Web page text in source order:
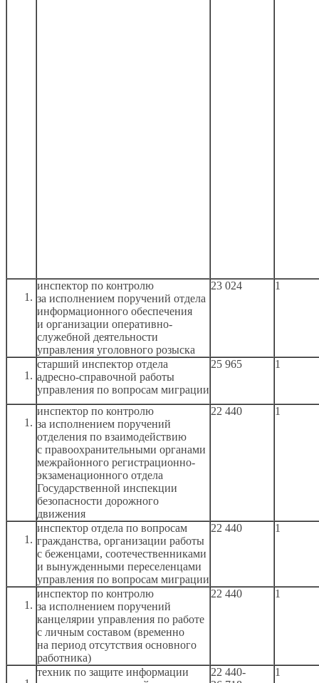
инспектор по контролю
за исполнением поручений отдела
информационного обеспечения
и организации оперативно-
служебной деятельности
управления уголовного розыска
23 024 1
старший инспектор отдела
адресно-справочной работы
управления по вопросам миграции
25 965 1
инспектор по контролю
за исполнением поручений
отделения по взаимодействию
с правоохранительными органами
межрайонного регистрационно-
экзаменационного отдела
Государственной инспекции
безопасности дорожного
движения
22 440 1
инспектор отдела по вопросам
гражданства, организации работы
с беженцами, соотечественниками
и вынужденными переселенцами
управления по вопросам миграции
22 440 1
инспектор по контролю
за исполнением поручений
канцелярии управления по работе
с личным составом (временно
на период отсутствия основного
работника)
22 440 1
техник по защите информации
22 440-
1